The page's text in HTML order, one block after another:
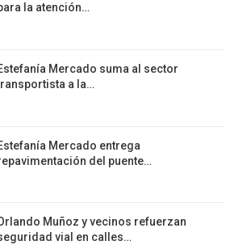
la atención…
Mercado suma al sector
a la…
Mercado entrega
del puente…
Muñoz y vecinos refuerzan
vial en calles…